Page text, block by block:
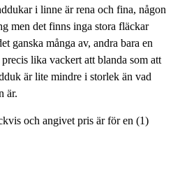
i linne är rena och fina, någon
men det finns inga stora fläckar
ganska många av, andra bara en
lika vackert att blanda som att
är lite mindre i storlek än vad
är.
och angivet pris är för en (1)